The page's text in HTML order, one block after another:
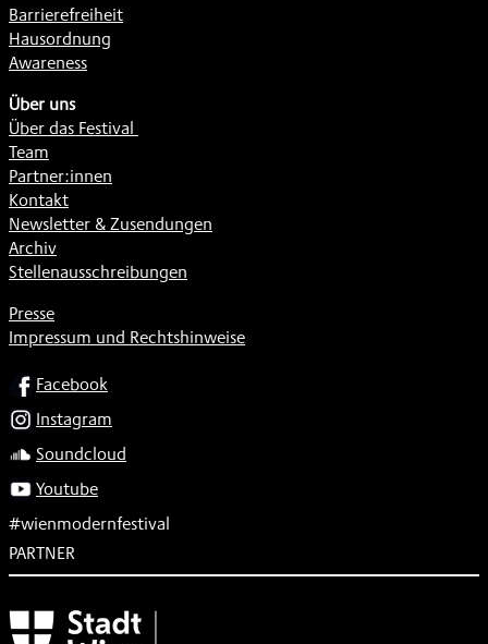
Barrierefreiheit
Hausordnung
Awareness
Über uns
Über das Festival
Team
Partner:innen
Kontakt
Newsletter & Zusendungen
Archiv
Stellenausschreibungen
Presse
Impressum und Rechtshinweise
SOCIALFacebook
Instagram
Soundcloud
Youtube
#wienmodernfestival
PARTNER
Subventionsgeber